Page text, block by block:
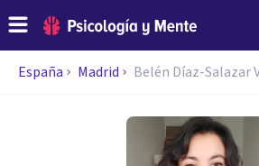
España Madrid Belén Díaz-Salazar